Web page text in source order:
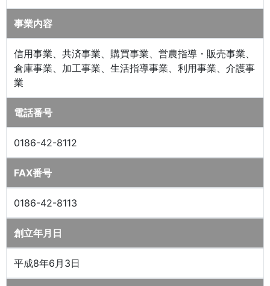
事業内容
信用事業、共済事業、購買事業、営農指導・販売事業、
倉庫事業、加工事業、生活指導事業、利用事業、介護事
業
電話番号
0186-42-8112
FAX番号
0186-42-8113
創立年月日
平成8年6月3日